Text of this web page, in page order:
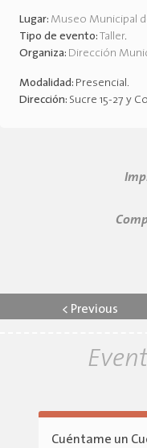
Lugar: Museo Municipal
Tipo de evento: Taller.
Organiza: Dirección
Modalidad: Presencial.
Dirección: Sucre 15-27 y
< Previous
Cuéntame un